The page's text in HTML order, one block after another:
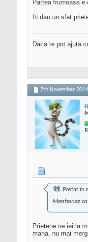
Partea frumoasa
Iti dau un sfat
Daca te pot ajuta
7th November
Postat în
Mentionez
Prietene ne iei la
mana, nu mai